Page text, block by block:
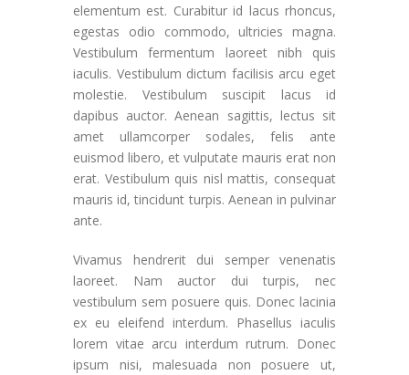
elementum est. Curabitur id lacus rhoncus,
egestas odio commodo, ultricies magna.
Vestibulum fermentum laoreet nibh quis
iaculis. Vestibulum dictum facilisis arcu eget
molestie. Vestibulum suscipit lacus id
dapibus auctor. Aenean sagittis, lectus sit
amet ullamcorper sodales, felis ante
euismod libero, et vulputate mauris erat non
erat. Vestibulum quis nisl mattis, consequat
mauris id, tincidunt turpis. Aenean in pulvinar
ante.
Vivamus hendrerit dui semper venenatis
laoreet. Nam auctor dui turpis, nec
vestibulum sem posuere quis. Donec lacinia
ex eu eleifend interdum. Phasellus iaculis
lorem vitae arcu interdum rutrum. Donec
ipsum nisi, malesuada non posuere ut,